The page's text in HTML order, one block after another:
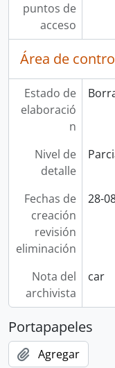
puntos de
acceso
Área de
Estado de
elaboració
n
Nivel de
detalle
Fechas de
creación
revisión
eliminación
28-
Nota del
archivista
car
Portapapeles
Agregar